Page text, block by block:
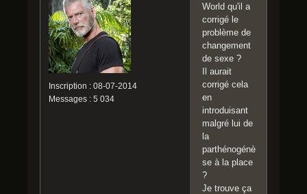
Inscription : 08-07-2014
Messages : 5 034
World qu'il a
corrigé le
problème de
changement
de sexe ?
Il aurait
corrigé cela
en
introduisant
malgré lui de
la
parthénogénè
se à la place
?
Je trouve ça